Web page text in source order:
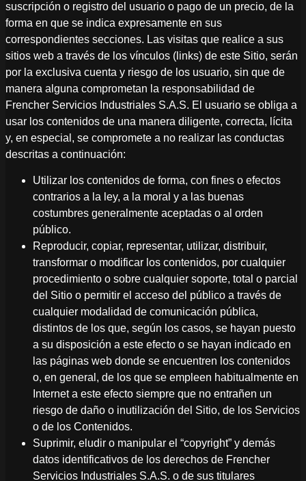
suscripción o registro del usuario o pago de un precio, de la
forma en que se indica expresamente en sus
correspondientes secciones. Las visitas que realice a sus
sitios web a través de los vínculos (links) de este Sitio, serán
por la exclusiva cuenta y riesgo de los usuario, sin que de
manera alguna comprometan la responsabilidad de
Frencher Servicios Industriales S.A.S. El usuario se obliga a
usar los contenidos de una manera diligente, correcta, lícita
y, en especial, se compromete a no realizar las conductas
descritas a continuación:
Utilizar los contenidos de forma, con fines o efectos
contrarios a la ley, a la moral y a las buenas
costumbres generalmente aceptadas o al orden
público.
Reproducir, copiar, representar, utilizar, distribuir,
transformar o modificar los contenidos, por cualquier
procedimiento o sobre cualquier soporte, total o parcial
del Sitio o permitir el acceso del público a través de
cualquier modalidad de comunicación pública,
distintos de los que, según los casos, se hayan puesto
a su disposición a este efecto o se hayan indicado en
las páginas web donde se encuentren los contenidos
o, en general, de los que se empleen habitualmente en
Internet a este efecto siempre que no entrañen un
riesgo de daño o inutilización del Sitio, de los Servicios
o de los Contenidos.
Suprimir, eludir o manipular el “copyright” y demás
datos identificativos de los derechos de Frencher
Servicios Industriales S.A.S. o de sus titulares